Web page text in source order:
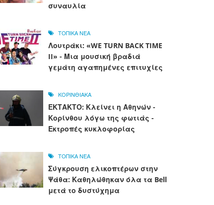
συναυλία
ΤΟΠΙΚΑ ΝΕΑ
Λουτράκι: «WE TURN BACK TIME
II» - Μια μουσική βραδιά
γεμάτη αγαπημένες επιτυχίες
ΚΟΡΙΝΘΙΑΚΑ
ΕΚΤΑΚΤΟ: Κλείνει η Αθηνών -
Κορίνθου λόγω της φωτιάς -
Εκτροπές κυκλοφορίας
ΤΟΠΙΚΑ ΝΕΑ
Σύγκρουση ελικοπτέρων στην
Ψάθα: Καθηλώθηκαν όλα τα Bell
μετά το δυστύχημα